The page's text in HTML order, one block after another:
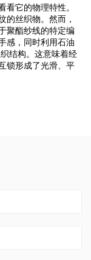
性。
而，
定编
石油
味着经
、平
可持续面
生、可回
它显着减
了与传统
而是整个
的环保材